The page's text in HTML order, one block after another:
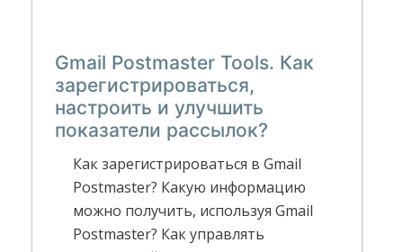
Gmail Postmaster Tools. Как
зарегистрироваться,
настроить и улучшить
показатели рассылок?
Как зарегистрироваться в Gmail
Postmaster? Какую информацию
можно получить, используя Gmail
Postmaster? Как управлять